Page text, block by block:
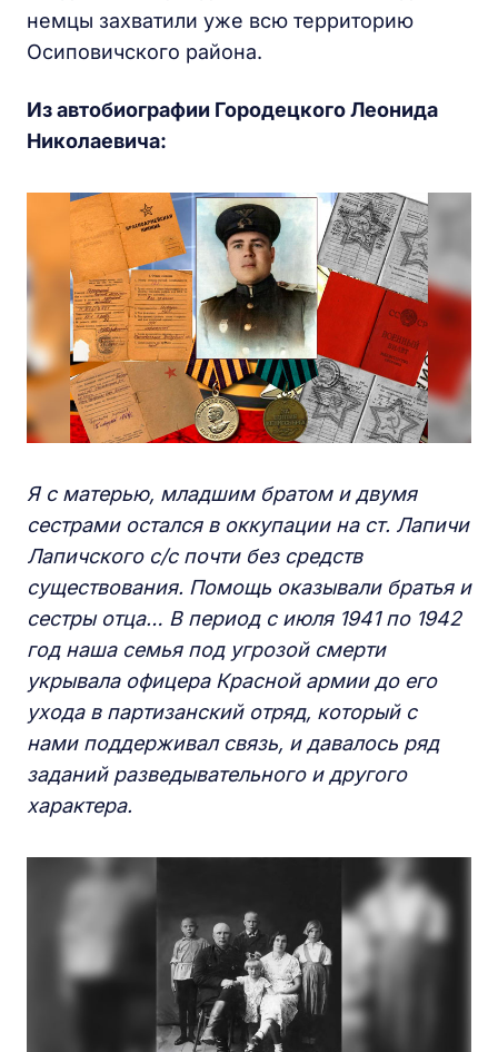
немцы захватили уже всю территорию
Осиповичского района.
Из автобиографии Городецкого Леонида
Николаевича:
Я с матерью, младшим братом и двумя
сестрами остался в оккупации на ст. Лапичи
Лапичского с/с почти без средств
существования. Помощь оказывали братья и
сестры отца… В период с июля 1941 по 1942
год наша семья под угрозой смерти
укрывала офицера Красной армии до его
ухода в партизанский отряд, который с
нами поддерживал связь, и давалось ряд
заданий разведывательного и другого
характера.